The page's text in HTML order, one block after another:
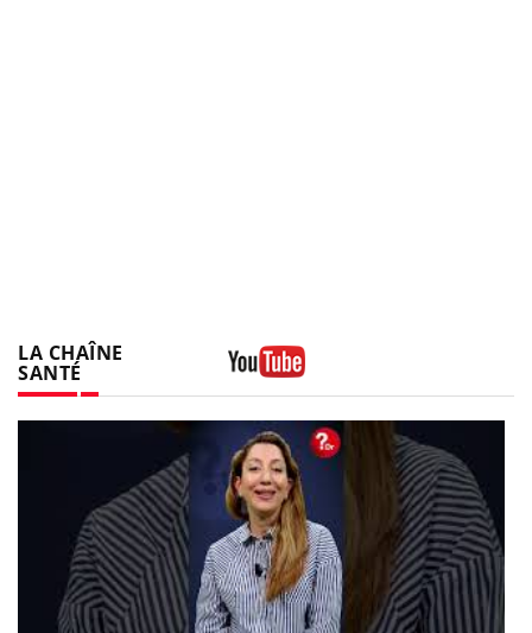
LA CHAÎNE
SANTÉ
Youtube